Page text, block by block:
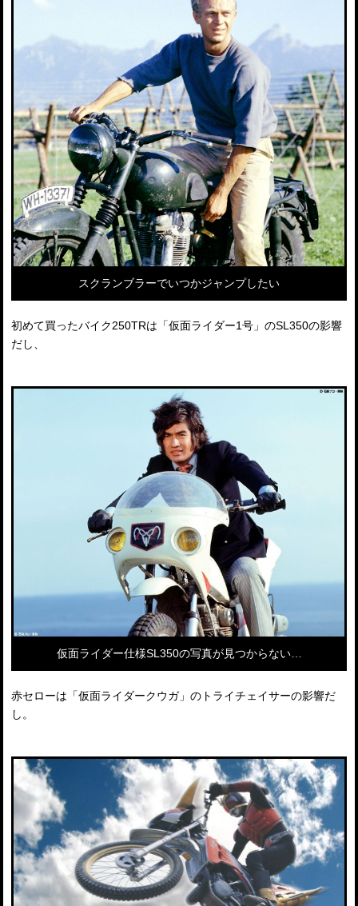
スクランブラーでいつかジャンプしたい
初めて買ったバイク250TRは「仮面ライダー1号」のSL350の影響
だし、
仮面ライダー仕様SL350の写真が見つからない…
赤セローは「仮面ライダークウガ」のトライチェイサーの影響だ
し。